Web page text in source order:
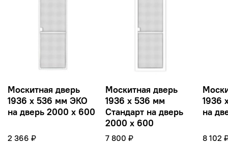
Москитная дверь
1936 х 536 мм ЭКО
на дверь 2000 х 600
2 366 ₽
Москитная дверь
1936 х 536 мм
Стандарт на дверь
2000 х 600
7 800 ₽
1936
на
8 102